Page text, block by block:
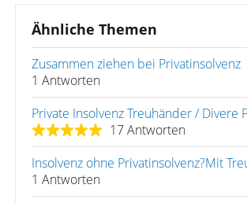
Ähnliche Themen
Zusammen ziehen bei Privatinsolvenz
1 Antworten
Private Insolvenz Treuhänder / Divere
17 Antworten
Insolvenz ohne Privatinsolvenz?Mit
1 Antworten